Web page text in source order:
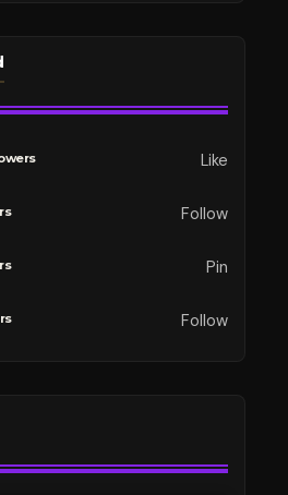
Like
Follow
Pin
Follow